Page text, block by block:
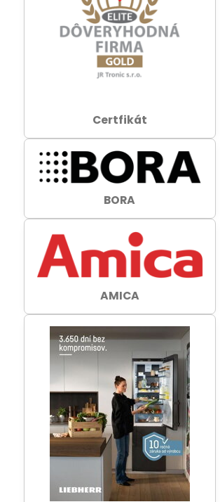
Certfikát
BORA
AMICA